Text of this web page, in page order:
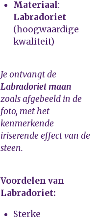
Materiaal:
Labradoriet
(hoogwaardige
kwaliteit)
Je ontvangt de
Labradoriet maan
zoals afgebeeld in de
foto, met het
kenmerkende
iriserende effect van de
steen.
Voordelen van
Labradoriet:
Sterke